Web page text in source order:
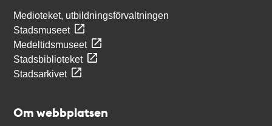
Medioteket, utbildningsförvaltningen
Stadsmuseet
Medeltidsmuseet
Stadsbiblioteket
Stadsarkivet
Om webbplatsen